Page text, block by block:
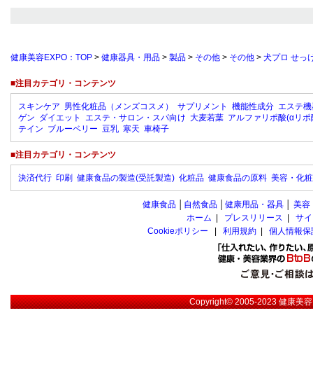
健康美容EXPO：TOP > 健康器具・用品 > 製品 > その他 > その他 > 犬プロ せっ
■注目カテゴリ・コンテンツ
スキンケア 男性化粧品（メンズコスメ） サプリメント 機能性成分 エステ
ゲン ダイエット エステ・サロン・スパ向け 大麦若葉 アルファリポ酸(αリポ
テイン ブルーベリー 豆乳 寒天 車椅子
■注目カテゴリ・コンテンツ
決済代行 印刷 健康食品の製造(受託製造) 化粧品 健康食品の原料 美容・化
健康食品 自然食品 健康用品・器具 美容
ホーム
プレスリリース
サ
Cookieポリシー
利用規約 個人情報
Copyright© 2005-2023健康美